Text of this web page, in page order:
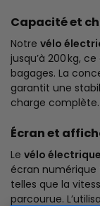
Capacité et
Notre vélo
jusqu’à 200 kg,
bagages. La
garantit une
charge complète.
Écran et
Le vélo
écran numérique
telles que la
parcourue.